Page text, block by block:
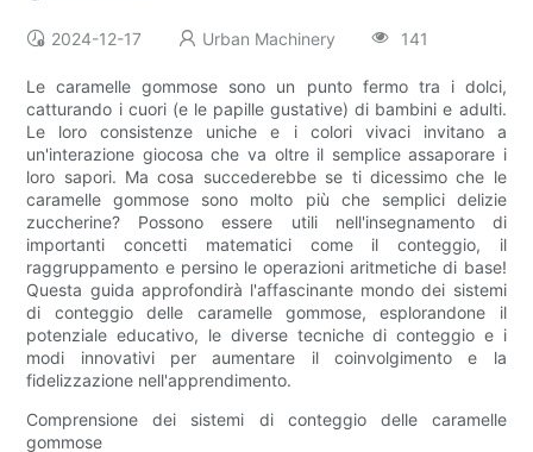
2024-12-17 Urban Machinery 141
Le caramelle gommose sono un punto fermo tra i dolci,
catturando i cuori (e le papille gustative) di bambini e adulti.
Le loro consistenze uniche e i colori vivaci invitano a
un'interazione giocosa che va oltre il semplice assaporare i
loro sapori. Ma cosa succederebbe se ti dicessimo che le
caramelle gommose sono molto più che semplici delizie
zuccherine? Possono essere utili nell'insegnamento di
importanti concetti matematici come il conteggio, il
raggruppamento e persino le operazioni aritmetiche di base!
Questa guida approfondirà l'affascinante mondo dei sistemi
di conteggio delle caramelle gommose, esplorandone il
potenziale educativo, le diverse tecniche di conteggio e i
modi innovativi per aumentare il coinvolgimento e la
fidelizzazione nell'apprendimento.
Comprensione dei sistemi di conteggio delle caramelle
gommose